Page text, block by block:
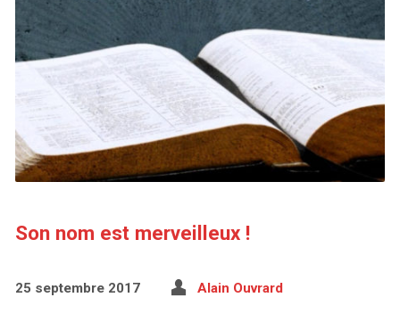
Son nom est merveilleux !
25 septembre 2017 Alain Ouvrard